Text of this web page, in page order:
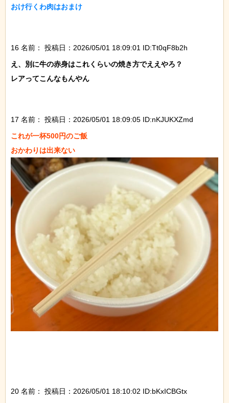
おけ行くわ肉はおまけ
16 名前：
投稿日：2026/05/01 18:09:01 ID:Tt0qF8b2h
え、別に牛の赤身はこれくらいの焼き方でええやろ？
レアってこんなもんやん
17 名前：
投稿日：2026/05/01 18:09:05 ID:nKJUKXZmd
これが一杯500円のご飯
20 名前：
投稿日：2026/05/01 18:10:02 ID:bKxICBGtx